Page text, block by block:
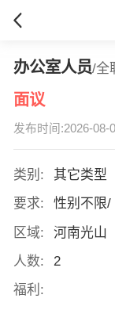
办公室人员/全
面议
发布时间:2026-08-
类别:
其它类型
要求:
性别不限/
区域:
河南光山
人数:
2
福利: